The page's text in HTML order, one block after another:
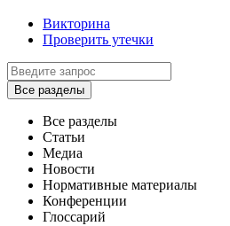
Викторина
Проверить утечки
Все разделы
Все разделы
Статьи
Медиа
Новости
Нормативные материалы
Конференции
Глоссарий